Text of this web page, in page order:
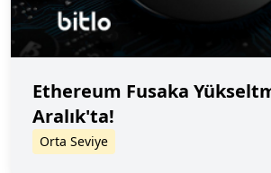
Ethereum Fusaka
Aralık'ta!
Orta Seviye